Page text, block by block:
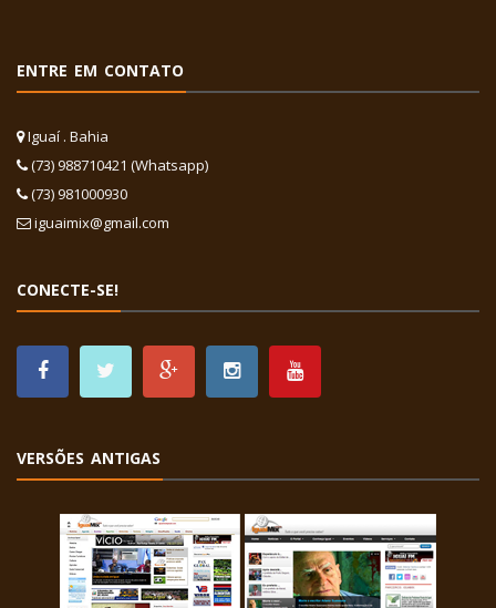
ENTRE EM CONTATO
Iguaí . Bahia
(73) 988710421 (Whatsapp)
(73) 981000930
iguaimix@gmail.com
CONECTE-SE!
VERSÕES ANTIGAS